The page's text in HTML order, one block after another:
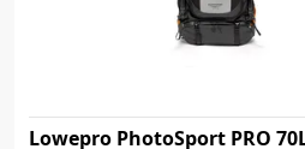
Lowepro PhotoSport PRO